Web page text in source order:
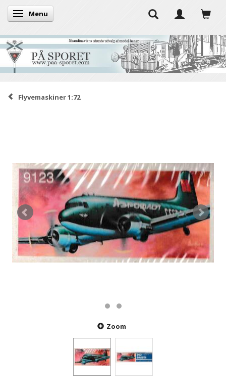
Skifte navigation
Menu
Flyvemaskiner 1:72
Zoom